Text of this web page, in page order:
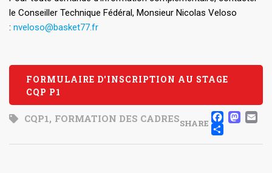
le Conseiller Technique Fédéral, Monsieur Nicolas Veloso
: nveloso@basket77.fr
FORMULAIRE D'INSCRIPTION AU STAGE
CQP P1
CQP1, FORMATION DES CADRESSHARE